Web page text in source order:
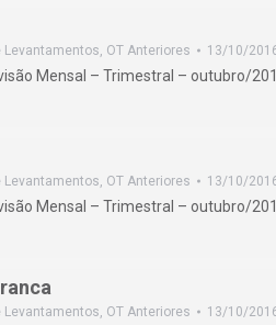
Levantamentos, OT Anteriores 13/10/
Mensal – Trimestral – outubro/
Levantamentos, OT Anteriores 13/10/
Mensal – Trimestral – outubro/
Levantamentos, OT Anteriores 13/10/